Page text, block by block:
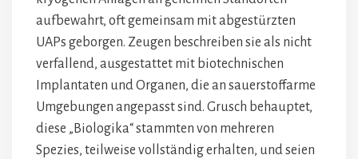
aufbewahrt, oft gemeinsam mit abgestürzten
UAPs geborgen. Zeugen beschreiben sie als nicht
verfallend, ausgestattet mit biotechnischen
Implantaten und Organen, die an sauerstoffarme
Umgebungen angepasst sind. Grusch behauptet,
diese „Biologika“ stammten von mehreren
Spezies, teilweise vollständig erhalten, und seien